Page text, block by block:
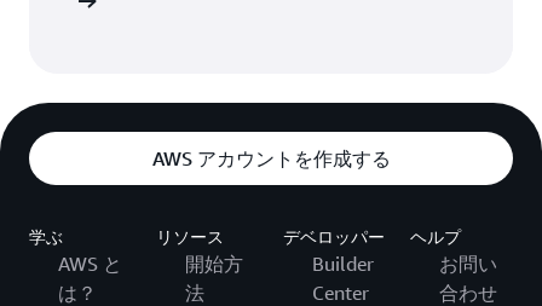
AWS アカウントを作成する
学ぶ
AWS と
は？
リソース
開始方
法
デベロッパー
Builder
Center
ヘルプ
お問い
合わせ